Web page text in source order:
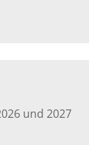
und 2027